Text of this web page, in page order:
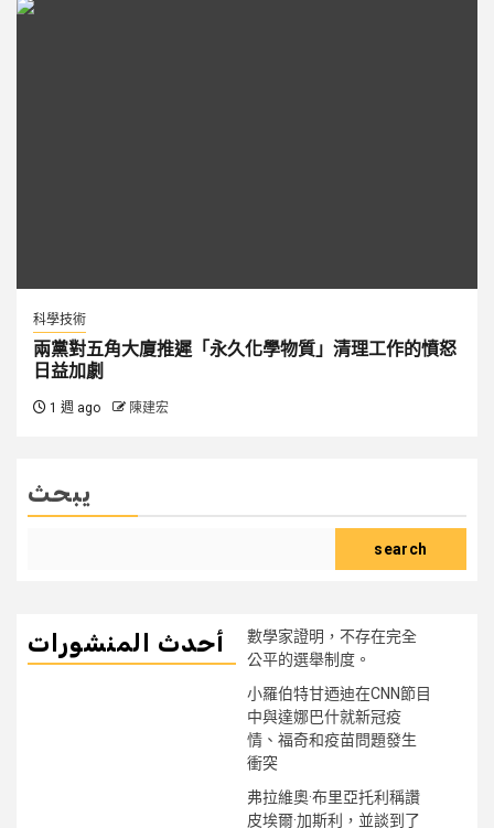
科學技術
兩黨對五角大廈推遲「永久化學物質」清理工作的憤怒
日益加劇
1 週 ago 陳建宏
يبحث
search
أحدث المنشورات
數學家證明，不存在完全
公平的選舉制度。
小羅伯特甘迺迪在CNN節目
中與達娜巴什就新冠疫
情、福奇和疫苗問題發生
衝突
弗拉維奧·布里亞托利稱讚
皮埃爾·加斯利，並談到了